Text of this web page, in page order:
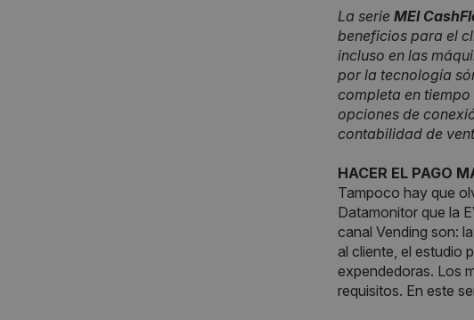
La serie MEI
beneficios para el
incluso en las
por la tecnología
completa en
opciones de
contabilidad de
HACER EL PAGO
Tampoco hay que
Datamonitor que la
canal Vending son:
al cliente, el estudio
expendedoras. Los
requisitos. En este